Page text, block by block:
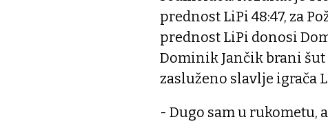
prednost LiPi 48:47, za
prednost LiPi donosi
Dominik Jančik brani
zasluženo slavlje igrača
- Dugo sam u rukometu,